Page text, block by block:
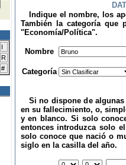
I
R
#
Indique el nombre, los
También la categoría que
"Economía/Política".
Nombre
Categoría
Si no dispone de algunas
en su fallecimiento, o,
y en blanco. Si solo
entonces introduzca solo
solo conoce que nació o
siglo en la casilla del año.